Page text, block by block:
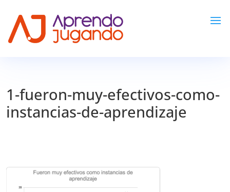
1-fueron-muy-efectivos-como-
instancias-de-aprendizaje